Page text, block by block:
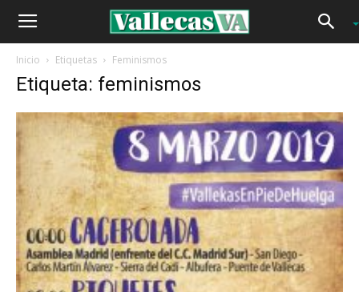
Inicio Etiquetas Feminismos
Etiqueta: feminismos